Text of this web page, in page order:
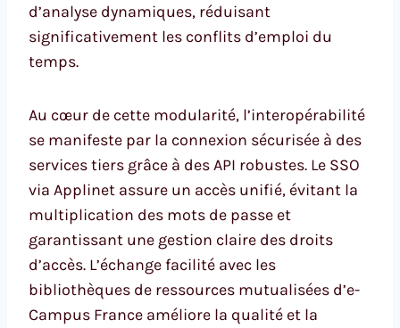
d’analyse dynamiques, réduisant
significativement les conflits d’emploi du
temps.
Au cœur de cette modularité, l’interopérabilité
se manifeste par la connexion sécurisée à des
services tiers grâce à des API robustes. Le SSO
via Applinet assure un accès unifié, évitant la
multiplication des mots de passe et
garantissant une gestion claire des droits
d’accès. L’échange facilité avec les
bibliothèques de ressources mutualisées d’e-
Campus France améliore la qualité et la